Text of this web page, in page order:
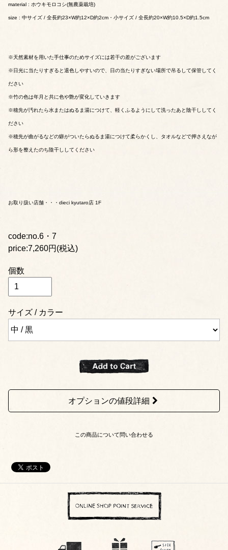
material : ホウキモロコシ(無農薬栽培)
size : 中サイズ / 全長約23×W約12×D約2cm・小サイズ / 全長約20×W約10.5×D約1.5cm
※天然素材を用いた手仕事のためサイズには若干の差がございます
※日光に当たりすぎると退色しやすいので、日の当たりすぎない場所で吊るして保管してく
ださい
※竹の色は年月と共に色や艶が変化していきます
※穂先が汚れたら水またはぬるま湯につけて、軽くふるようにして洗ったあと陰干ししてく
ださい
※穂先が曲がるなどの癖がついたらぬるま湯につけて柔らかくし、タオルなどで押さえなが
ら形を整えたのち陰干ししてください
お取り扱い店舗・・・dieci kyutaro店 1F
code:no.6・7
price:7,260円(税込)
個数
サイズ / カラー
オプションの値段詳細
この商品について問い合わせる